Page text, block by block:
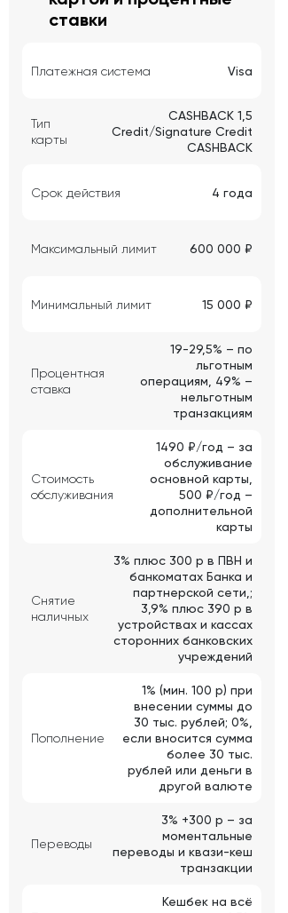
ставки
Платежная система Visa
Тип
карты
CASHBACK 1,5
Credit/Signature Credit
CASHBACK
Срок действия 4 года
Максимальный лимит 600 000 ₽
Минимальный лимит 15 000 ₽
Процентная
ставка
19-29,5% – по
льготным
операциям, 49% –
нельготным
транзакциям
Стоимость
обслуживания
1490 ₽/год – за
обслуживание
основной карты,
500 ₽/год –
дополнительной
карты
Снятие
наличных
3% плюс 300 р в ПВН и
банкоматах Банка и
партнерской сети,;
3,9% плюс 390 р в
устройствах и кассах
сторонних банковских
учреждений
Пополнение
1% (мин. 100 р) при
внесении суммы до
30 тыс. рублей; 0%,
если вносится сумма
более 30 тыс.
рублей или деньги в
другой валюте
Переводы
3% +300 р – за
моментальные
переводы и квази-кеш
транзакции
Кешбек на всё